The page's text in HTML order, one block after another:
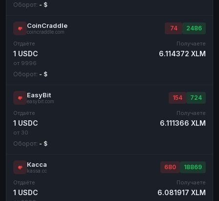
Оборот: - $
CoinCraddle
coincraddle.com
74 2486
Отдаёте
1 USDC
от 9996
Получаете
6.114372 XLM
Оборот: - $
EasyBit
easybit.com
154 724
Отдаёте
1 USDC
от 30
Получаете
6.111366 XLM
Оборот: - $
Касса
kassa.cc
680 18869
Отдаёте
1 USDC
Получаете
6.081917 XLM